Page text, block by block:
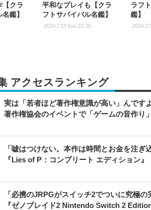
【クラ
鑑】
平和なプレイも【クラ
フトサバイバル名鑑】
2026.7.19 Sun 22:30
ラフ
鑑】
アクセスランキング
実は「若者ほど著作権意識が高い」んで
著作権協会のイベントで「ゲームの音作り
「嘘はつけない。本作は時間とお金を注
『Lies of P：コンプリート エディション』
「必携のJRPGがスイッチ2でついに究極
『ゼノブレイド2 Nintendo Switch 2 Edition